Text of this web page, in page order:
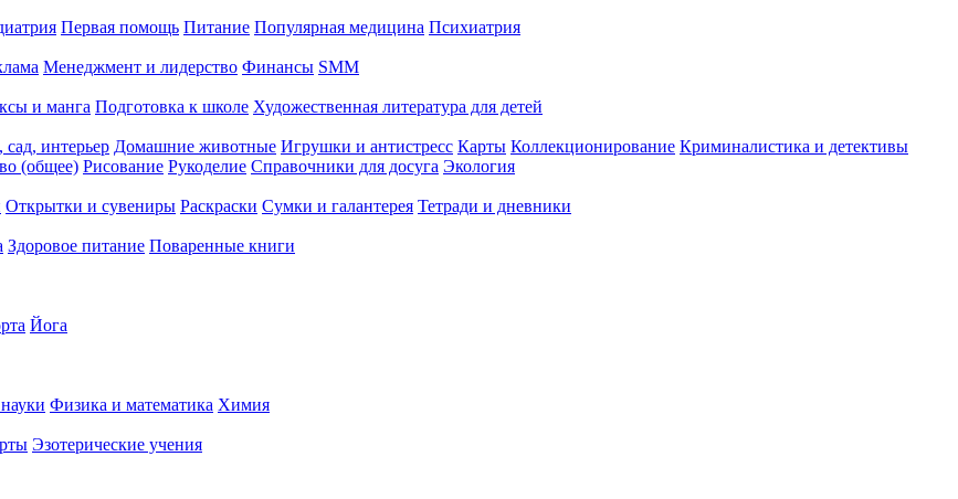
Первая помощь Питание Популярная медицина Психиатрия
Менеджмент и лидерство Финансы SMM
и манга Подготовка к школе Художественная литература для детей
интерьер Домашние животные Игрушки и антистресс Карты Коллекционирование Криминалистика и детективы
(общее) Рисование Рукоделие Справочники для досуга Экология
Открытки и сувениры Раскраски Сумки и галантерея Тетради и дневники
Здоровое питание Поваренные книги
Йога
Физика и математика Химия
Эзотерические учения